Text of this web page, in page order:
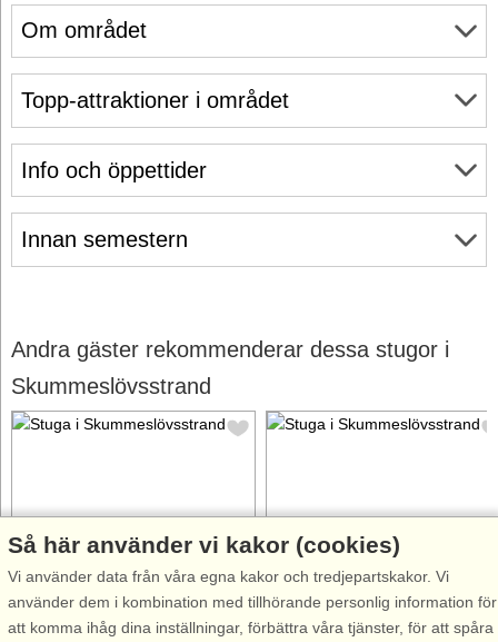
Om området
Info och öppettider
Innan semestern
Topp-attraktioner i området
Andra gäster rekommenderar dessa stugor i
Skummeslövsstrand
Stugnr: 57093
Skummeslövsstrand
6 personer, 100 m²
200 m till sjö/hav:.
Stugnr: 9764
Skummeslövsstrand
6 personer, 150 m²
500 m till sjö/hav:.
Så här använder vi kakor (cookies)
Vi använder data från våra egna kakor och tredjepartskakor. Vi
använder dem i kombination med tillhörande personlig information för
att komma ihåg dina inställningar, förbättra våra tjänster, för att spåra